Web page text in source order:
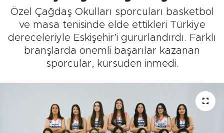
Özel Çağdaş Okulları sporcuları basketbol
ve masa tenisinde elde ettikleri Türkiye
dereceleriyle Eskişehir’i gururlandırdı. Farklı
branşlarda önemli başarılar kazanan
sporcular, kürsüden inmedi.